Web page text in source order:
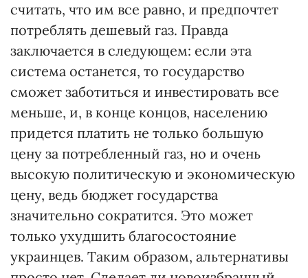
считать, что им все равно, и предпочтет
потреблять дешевый газ. Правда
заключается в следующем: если эта
система останется, то государство
сможет заботиться и инвестировать все
меньше, и, в конце концов, населению
придется платить не только большую
цену за потребленный газ, но и очень
высокую политическую и экономическую
цену, ведь бюджет государства
значительно сократится. Это может
только ухудшить благосостояние
украинцев. Таким образом, альтернативы